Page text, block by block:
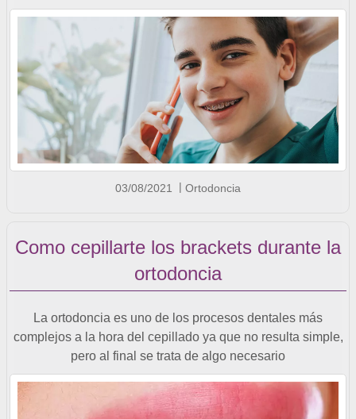
03/08/2021 Ortodoncia
Como cepillarte los brackets durante la
ortodoncia
La ortodoncia es uno de los procesos dentales más
complejos a la hora del cepillado ya que no resulta simple,
pero al final se trata de algo necesario